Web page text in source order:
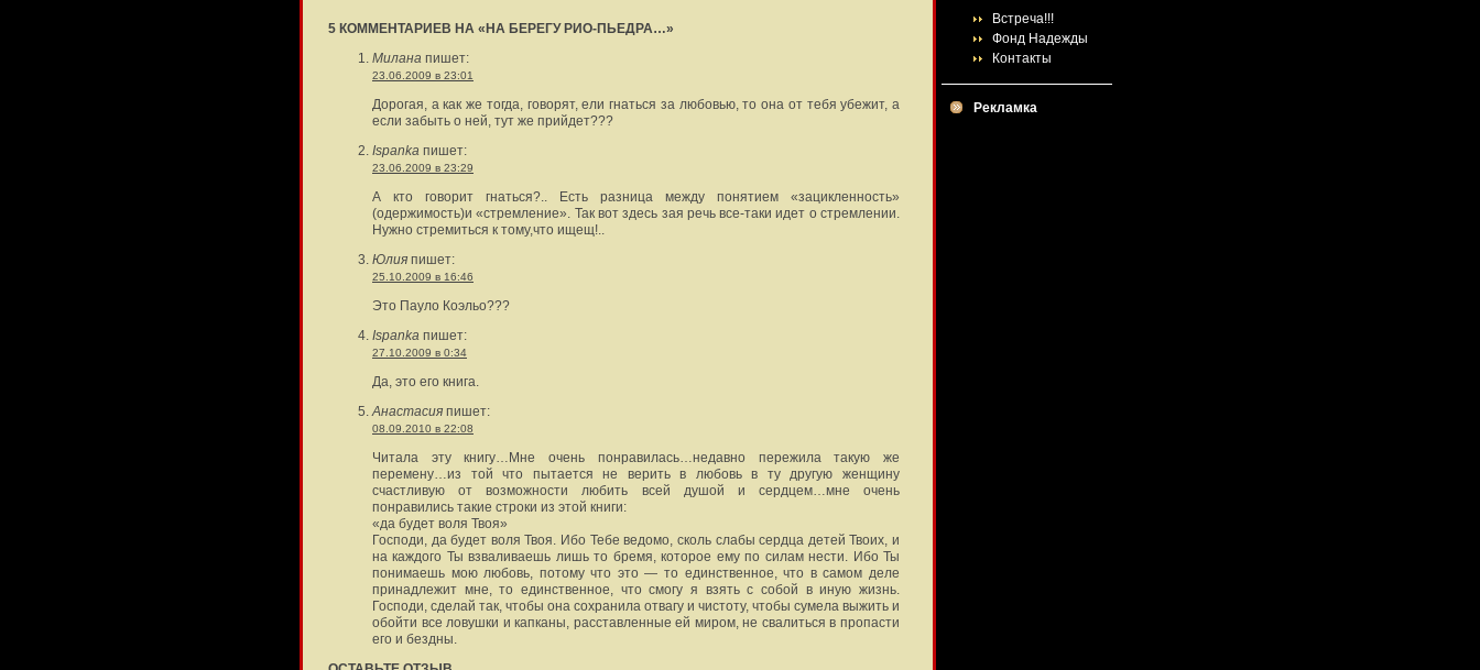
5 КОММЕНТАРИЕВ НА «НА БЕРЕГУ РИО-ПЬЕДРА…»
Милана пишет:
23.06.2009 в 23:01
Дорогая, а как же тогда, говорят, ели гнаться за любовью, то она от тебя убежит, а
если забыть о ней, тут же прийдет???
Ispanka пишет:
23.06.2009 в 23:29
А кто говорит гнаться?.. Есть разница между понятием «зацикленность»
(одержимость)и «стремление». Так вот здесь зая речь все-таки идет о стремлении.
Нужно стремиться к тому,что ищещ!..
Юлия пишет:
25.10.2009 в 16:46
Это Пауло Коэльо???
Ispanka пишет:
27.10.2009 в 0:34
Да, это его книга.
Анастасия пишет:
08.09.2010 в 22:08
Читала эту книгу…Мне очень понравилась…недавно пережила такую же
перемену…из той что пытается не верить в любовь в ту другую женщину
счастливую от возможности любить всей душой и сердцем…мне очень
понравились такие строки из этой книги:
«да будет воля Твоя»
Господи, да будет воля Твоя. Ибо Тебе ведомо, сколь слабы сердца детей Твоих, и
на каждого Ты взваливаешь лишь то бремя, которое ему по силам нести. Ибо Ты
понимаешь мою любовь, потому что это — то единственное, что в самом деле
принадлежит мне, то единственное, что смогу я взять с собой в иную жизнь.
Господи, сделай так, чтобы она сохранила отвагу и чистоту, чтобы сумела выжить и
обойти все ловушки и капканы, расставленные ей миром, не свалиться в пропасти
его и бездны.
Встреча!!!
Фонд Надежды
Контакты
Рекламка